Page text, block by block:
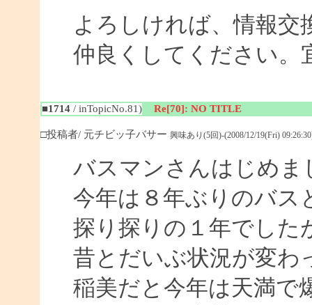
よろしければ、情報交
仲良くしてください。
■1714/ inTopicNo.81) Re[70]: NO TITLE
□投稿者/ 元チビッ子バサー 興味あり(5回)-(2008/12/19(Fri)
バスマンさんはじめま
今年は８年ぶりのバス
探り探りの１年でした
昔とだいぶ状況が変わ
稲美だと今年は天満で